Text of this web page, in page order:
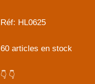
Réf: HL0625
60 articles en stock
👇 👇